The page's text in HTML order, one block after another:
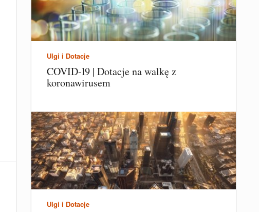
Ulgi i Dotacje
COVID-19 | Dotacje na walkę z
koronawirusem
Ulgi i Dotacje